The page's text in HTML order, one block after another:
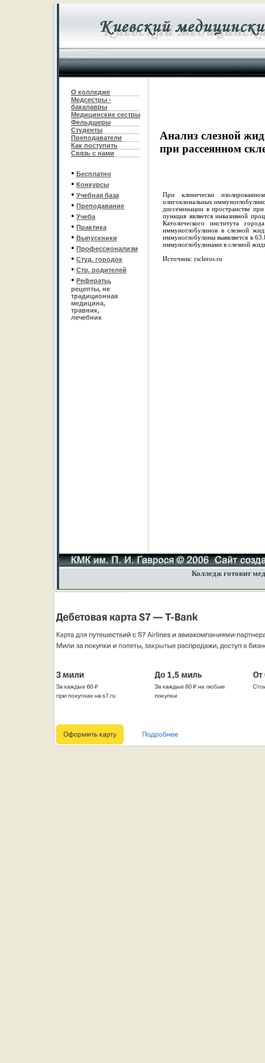
О колледже
Медсестры -
бакалавры
Медицинские сестры
Фельдшеры
Студенты
Преподаватели
Как поступить
Связь с нами
• Бесплатно
• Конкурсы
• Учебная база
• Преподавание
• Учеба
• Практика
• Выпускники
• Профессионализм
• Студ. городок
• Стр. родителей
• Рефераты,
рецепты, не
традиционная
медицина,
травник,
лечебник
Анализ слезной
при рассеянном
При клинически
олигоклональных
диссеминации в пространстве
пункция является инвазивной
Католического института
иммуноглобулинов в слезной
иммуноглобулины выявляется в
иммуноглобулинами в слезной
Источник: rscleros.ru
Колледж готовит